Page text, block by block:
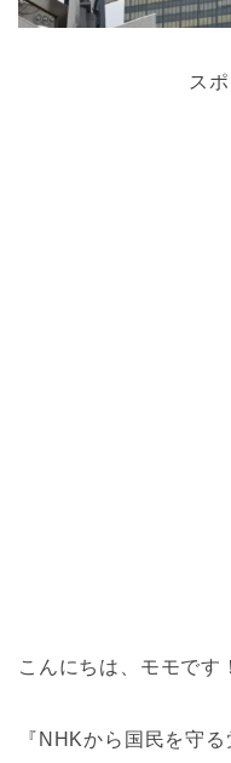
ス
こんにちは、モモです！
『NHKから国民を守